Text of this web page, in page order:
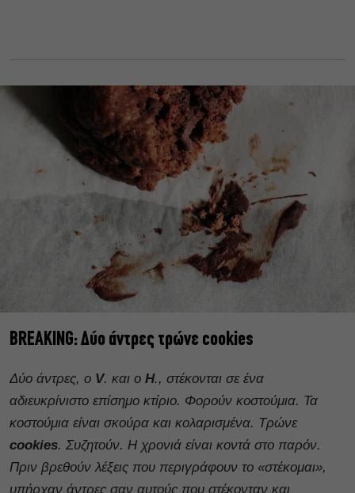
BREAKING: Δύο άντρες τρώνε cookies
Δύο άντρες, ο V. και ο H., στέκονται σε ένα
αδιευκρίνιστο επίσημο κτίριο. Φορούν κοστούμια. Τα
κοστούμια είναι σκούρα και κολαρισμένα. Τρώνε
cookies. Συζητούν. Η χρονιά είναι κοντά στο παρόν.
Πριν βρεθούν λέξεις που περιγράφουν το «στέκομαι»,
υπήρχαν άντρες σαν αυτούς που στέκονταν και